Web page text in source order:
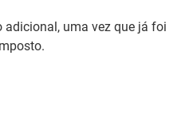
adicional, uma vez que já foi